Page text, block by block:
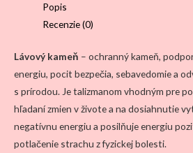
Popis
Recenzie (0)
Lávový kameň – ochranný kameň,
energiu, pocit bezpečia, sebavedomie a
s prírodou. Je talizmanom vhodným pre
hľadaní zmien v živote a na dosiahnutie
negatívnu energiu a posilňuje energiu
potlačenie strachu z fyzickej bolesti.